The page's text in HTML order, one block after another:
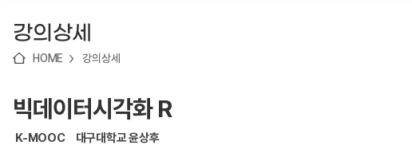
강의상세
HOME 강의상세
빅데이터시각화 R
K-MOOC 대구대학교 윤상후